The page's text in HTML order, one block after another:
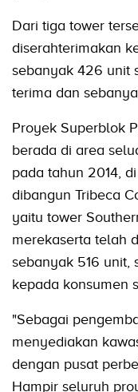
Dari tiga tower
diserahterimakan
sebanyak 426 unit
terima dan
Proyek Superblok
berada di area
pada tahun 2014,
dibangun Tribeca
yaitu tower
merekaserta telah
sebanyak 516 unit,
kepada konsumen
"Sebagai
menyediakan
dengan pusat
Hampir seluruh